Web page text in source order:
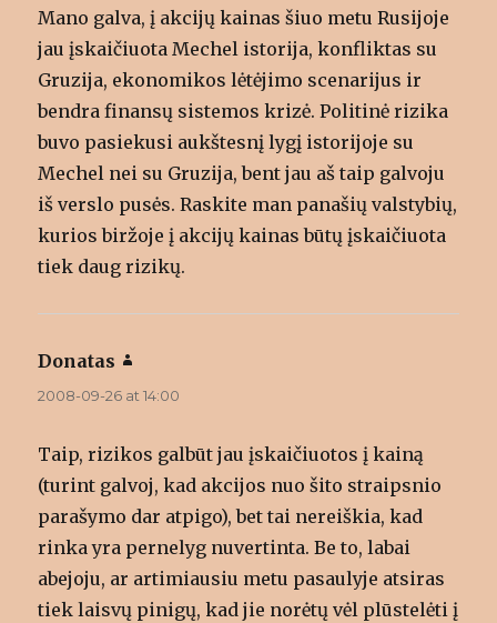
Mano galva, į akcijų kainas šiuo metu Rusijoje
jau įskaičiuota Mechel istorija, konfliktas su
Gruzija, ekonomikos lėtėjimo scenarijus ir
bendra finansų sistemos krizė. Politinė rizika
buvo pasiekusi aukštesnį lygį istorijoje su
Mechel nei su Gruzija, bent jau aš taip galvoju
iš verslo pusės. Raskite man panašių valstybių,
kurios biržoje į akcijų kainas būtų įskaičiuota
tiek daug rizikų.
Donatas
2008-09-26 at 14:00
Taip, rizikos galbūt jau įskaičiuotos į kainą
(turint galvoj, kad akcijos nuo šito straipsnio
parašymo dar atpigo), bet tai nereiškia, kad
rinka yra pernelyg nuvertinta. Be to, labai
abejoju, ar artimiausiu metu pasaulyje atsiras
tiek laisvų pinigų, kad jie norėtų vėl plūstelėti į